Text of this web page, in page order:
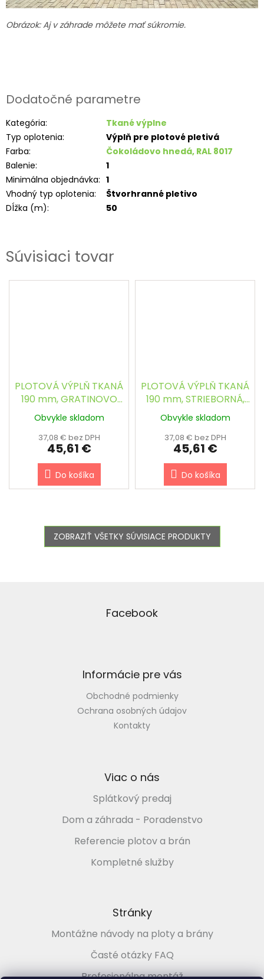
Obrázok: Aj v záhrade môžete mať súkromie.
Dodatočné parametre
Kategória:
Tkané výplne
Typ oplotenia:
Výplň pre plotové pletivá
Farba:
Čokoládovo hnedá, RAL 8017
Balenie:
1
Minimálna objednávka: 1
Vhodný typ oplotenia:
Štvorhranné pletivo
Dĺžka (m): 50
Súvisiaci tovar
PLOTOVÁ VÝPLŇ TKANÁ
190 mm, GRATINOVO
ŠEDÁ, RAL 7026 - 28m
Obvykle skladom
37,08 € bez DPH
45,61 €
Do košíka
PLOTOVÁ VÝPLŇ TKANÁ
190 mm, STRIEBORNÁ,
RAL 7001 - 28m
Obvykle skladom
37,08 € bez DPH
45,61 €
Do košíka
ZOBRAZIŤ VŠETKY SÚVISIACE PRODUKTY
Facebook
Informácie pre vás
Obchodné podmienky
Ochrana osobných údajov
Kontakty
Viac o nás
Splátkový predaj
Dom a záhrada - Poradenstvo
Referencie plotov a brán
Kompletné služby
Stránky
Montážne návody na ploty a brány
Časté otázky FAQ